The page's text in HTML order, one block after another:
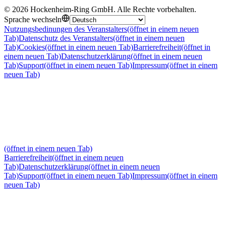
© 2026 Hockenheim-Ring GmbH. Alle Rechte vorbehalten.
Sprache wechseln
Nutzungsbedinungen des Veranstalters(öffnet in einem neuen
Tab)Datenschutz des Veranstalters(öffnet in einem neuen
Tab)Cookies(öffnet in einem neuen Tab)Barrierefreiheit(öffnet in
einem neuen Tab)Datenschutzerklärung(öffnet in einem neuen
Tab)Support(öffnet in einem neuen Tab)Impressum(öffnet in einem
neuen Tab)
(öffnet in einem neuen Tab)
Barrierefreiheit(öffnet in einem neuen
Tab)Datenschutzerklärung(öffnet in einem neuen
Tab)Support(öffnet in einem neuen Tab)Impressum(öffnet in einem
neuen Tab)